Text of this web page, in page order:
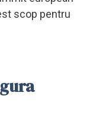
scop pentru